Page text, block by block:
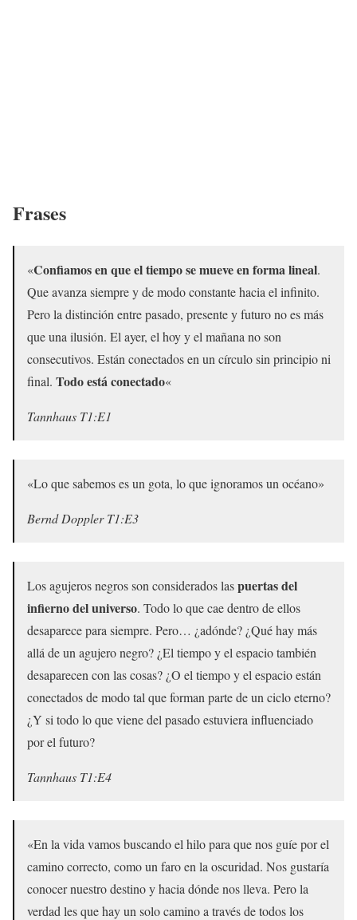
Frases
«Confiamos en que el tiempo se mueve en forma lineal.
Que avanza siempre y de modo constante hacia el infinito.
Pero la distinción entre pasado, presente y futuro no es más
que una ilusión. El ayer, el hoy y el mañana no son
consecutivos. Están conectados en un círculo sin principio ni
final. Todo está conectado«
Tannhaus T1:E1
«Lo que sabemos es un gota, lo que ignoramos un océano»
Bernd Doppler T1:E3
Los agujeros negros son considerados laspuertas del
infierno del universo. Todo lo que cae dentro de ellos
desaparece para siempre. Pero… ¿adónde? ¿Qué hay más
allá de un agujero negro? ¿El tiempo y el espacio también
desaparecen con las cosas? ¿O el tiempo y el espacio están
conectados de modo tal que forman parte de un ciclo eterno?
¿Y si todo lo que viene del pasado estuviera influenciado
por el futuro?
Tannhaus T1:E4
«En la vida vamos buscando el hilo para que nos guíe por el
camino correcto, como un faro en la oscuridad. Nos gustaría
conocer nuestro destino y hacia dónde nos lleva. Pero la
verdad les que hay un solo camino a través de todos los